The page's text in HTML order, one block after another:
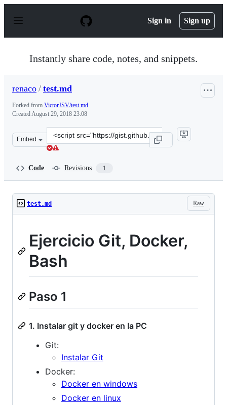
p
Sign in Sign up
Instantly share code, notes, and snippets.
renaco / test.md
Forked from VictorJSV/test.md
CreatedAugust 29, 2018 23:08
Embed
Clone
this
Code Revisions 1
Raw
test.md
Ejercicio Git, Docker,
Bash
Paso 1
1. Instalar git y docker en la PC
Git:
Instalar Git
Docker:
Docker en windows
Docker en linux